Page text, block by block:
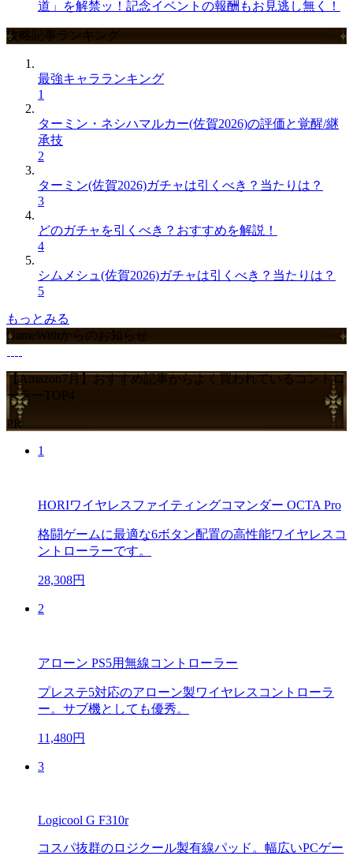
道」を解禁ッ！記念イベントの報酬もお見逃し無く！
攻略記事ランキング
最強キャラランキング
1
ターミン・ネシハマルカー(佐賀2026)の評価と覚醒/継
承技
2
ターミン(佐賀2026)ガチャは引くべき？当たりは？
3
どのガチャを引くべき？おすすめを解説！
4
シムメシュ(佐賀2026)ガチャは引くべき？当たりは？
5
もっとみる
GameWithからのお知らせ
【Amazon7月】おすすめ記事からよく買われているコントロ
ーラーTOP4
PR
1
HORIワイヤレスファイティングコマンダー OCTA Pro
格闘ゲームに最適な6ボタン配置の高性能ワイヤレスコ
ントローラーです。
28,308円
2
アローン PS5用無線コントローラー
プレステ5対応のアローン製ワイヤレスコントローラ
ー。サブ機としても優秀。
11,480円
3
Logicool G F310r
コスパ抜群のロジクール製有線パッド。幅広いPCゲー